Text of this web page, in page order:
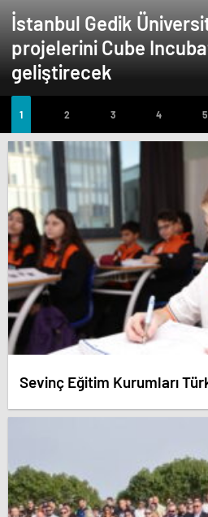
İstanbul Gedik
projelerini Cube
geliştirecek
Sevinç Eğitim Kurumları